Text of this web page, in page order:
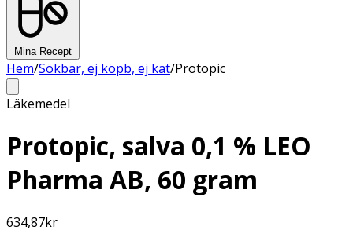
Mina Recept
Hem/Sökbar, ej köpb, ej kat/Protopic
Läkemedel
Protopic, salva 0,1 % LEO
Pharma AB, 60 gram
634,87kr